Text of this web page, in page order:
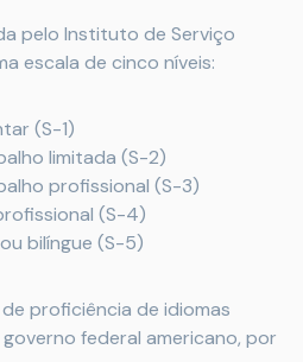
pelo Instituto de Serviço
escala de cinco níveis:
(S-1)
limitada (S-2)
profissional (S-3)
(S-4)
bilíngue (S-5)
proficiência de idiomas
federal americano, por